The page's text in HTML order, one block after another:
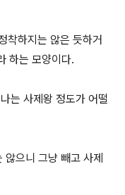
착하지는 않은 듯하거
하는 모양이다.
는 사제왕 정도가 어떨
으니 그냥 빼고 사제